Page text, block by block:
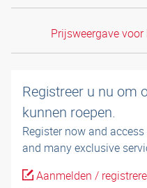
Prijsweergave
Registreer u nu om
kunnen roepen.
Register now and
and many exclusive
Aanmelden /